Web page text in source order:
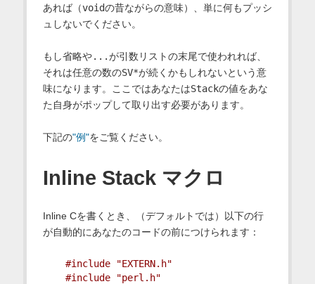
あれば（voidの昔ながらの意味）、単に何もプッシ
ュしないでください。
もし省略や...が引数リストの末尾で使われれば、
それは任意の数のSV*が続くかもしれないという意
味になります。ここではあなたはStackの値をあな
た自身がポップして取り出す必要があります。
下記の"例"をご覧ください。
Inline Stack マクロ
Inline Cを書くとき、（デフォルトでは）以下の行
が自動的にあなたのコードの前につけられます：
#include "EXTERN.h"
#include "perl.h"